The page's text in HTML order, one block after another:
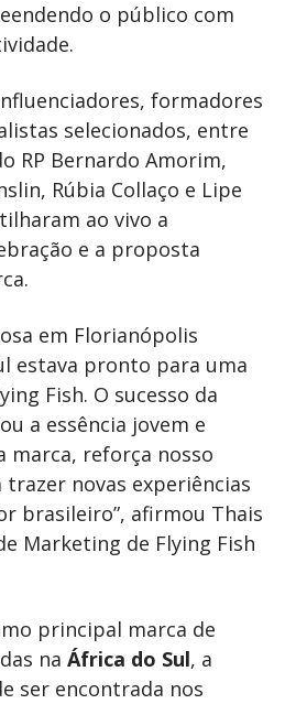
o público com
formadores
selecionados, entre
RP Bernardo Amorim,
Rúbia Collaço e Lipe
ao vivo a
e a proposta
em Florianópolis
estava pronto para uma
Fish. O sucesso da
a essência jovem e
marca, reforça nosso
novas experiências
brasileiro”, afirmou Thais
Marketing de Flying Fish
principal marca de
na África do Sul, a
ser encontrada nos